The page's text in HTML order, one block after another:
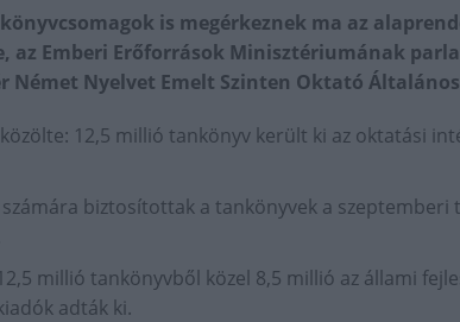
is megérkeznek ma az
az Emberi Erőforrások Minisztériumának
Német Nyelvet Emelt Szinten Oktató
12,5 millió tankönyv került ki az oktatási
biztosítottak a tankönyvek a szeptemberi
millió tankönyvből közel 8,5 millió az állami
adták ki.